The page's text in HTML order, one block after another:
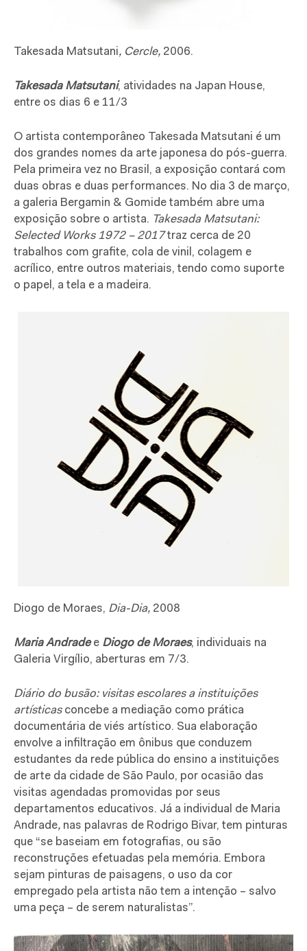
Takesada Matsutani, Cercle, 2006.
Takesada Matsutani, atividades na Japan House,
entre os dias 6 e 11/3
O artista contemporâneo Takesada Matsutani é um
dos grandes nomes da arte japonesa do pós-guerra.
Pela primeira vez no Brasil, a exposição contará com
duas obras e duas performances. No dia 3 de março,
a galeria Bergamin & Gomide também abre uma
exposição sobre o artista. Takesada Matsutani:
Selected Works 1972 – 2017traz cerca de 20
trabalhos com grafite, cola de vinil, colagem e
acrílico, entre outros materiais, tendo como suporte
o papel, a tela e a madeira.
Diogo de Moraes, Dia-Dia, 2008
Maria Andradee Diogo de Moraes, individuais na
Galeria Virgílio, aberturas em 7/3.
Diário do busão: visitas escolares a instituições
artísticasconcebe a mediação como prática
documentária de viés artístico. Sua elaboração
envolve a infiltração em ônibus que conduzem
estudantes da rede pública do ensino a instituições
de arte da cidade de São Paulo, por ocasião das
visitas agendadas promovidas por seus
departamentos educativos. Já a individual de Maria
Andrade, nas palavras de Rodrigo Bivar, tem pinturas
que “se baseiam em fotografias, ou são
reconstruções efetuadas pela memória. Embora
sejam pinturas de paisagens, o uso da cor
empregado pela artista não tem a intenção – salvo
uma peça – de serem naturalistas”.